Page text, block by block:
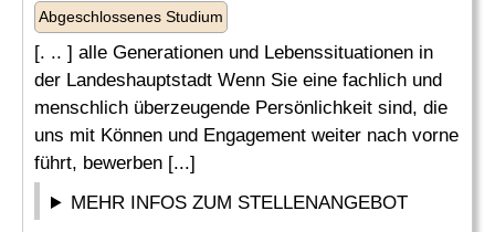
Abgeschlossenes Studium
[. .. ] alle Generationen und Lebenssituationen in
der Landeshauptstadt Wenn Sie eine fachlich und
menschlich überzeugende Persönlichkeit sind, die
uns mit Können und Engagement weiter nach vorne
führt, bewerben [...]
MEHR INFOS ZUM STELLENANGEBOT